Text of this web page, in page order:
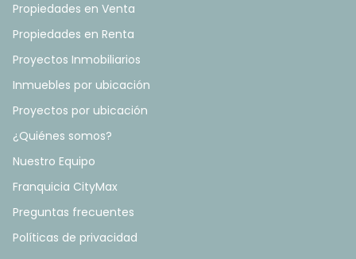
Propiedades en Venta
Propiedades en Renta
Proyectos Inmobiliarios
Inmuebles por ubicación
Proyectos por ubicación
¿Quiénes somos?
Nuestro Equipo
Franquicia CityMax
Preguntas frecuentes
Políticas de privacidad